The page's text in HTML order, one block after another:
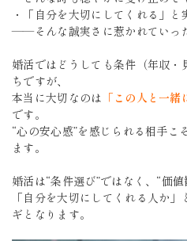
・「自分を大切にしてくれる」と
――そんな誠実さに惹かれていっ
婚活ではどうしても条件（年収
ちですが、
本当に大切なのは 「この人と一
です。
“心の安心感”を感じられる相手こ
ます。
婚活は“条件選び”ではなく、“価値
「自分を大切にしてくれる人か
ギとなります。